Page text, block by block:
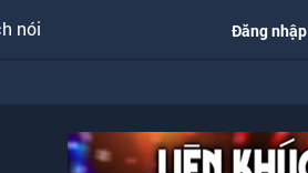
nói Đăng nhập